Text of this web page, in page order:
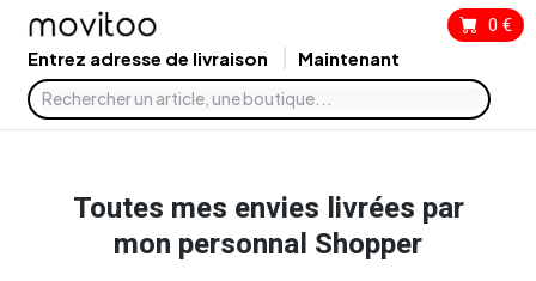
Entrez adresse de livraison Maintenant
0 €
Toutes mes envies livrées par
mon personnal Shopper